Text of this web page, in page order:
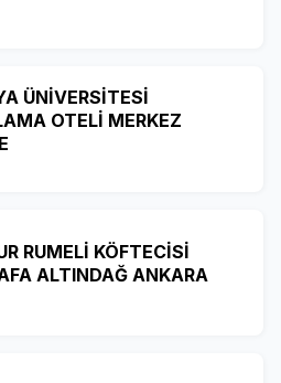
ÜNİVERSİTESİ
OTELİ MERKEZ
RUMELİ KÖFTECİSİ
ALTINDAĞ ANKARA